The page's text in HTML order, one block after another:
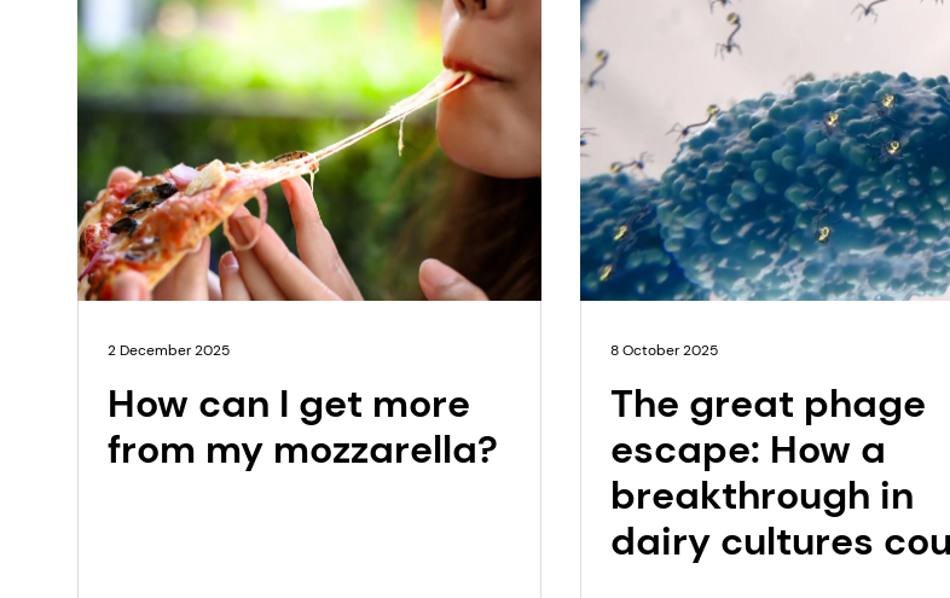
2 December 2025
How can I get more
from my mozzarella?
8 October 2025
The great phage
escape: How a
breakthrough in
dairy cultures